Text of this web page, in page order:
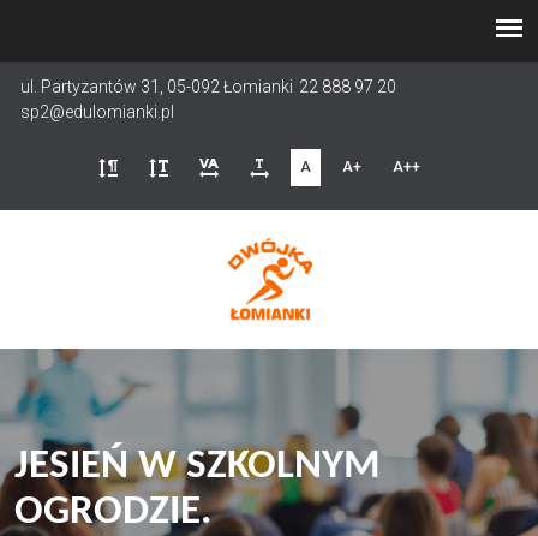
treści
ul. Partyzantów 31, 05-092 Łomianki 22 888 97 20
sp2@edulomianki.pl
A A+ A++
JESIEŃ W SZKOLNYM
OGRODZIE.